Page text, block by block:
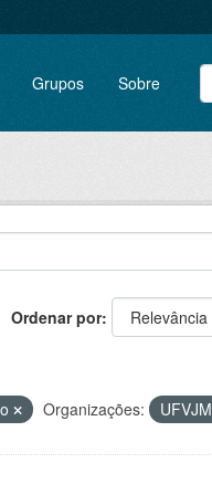
Grupos Sobre
Ordenar por
Organizações: UFVJM